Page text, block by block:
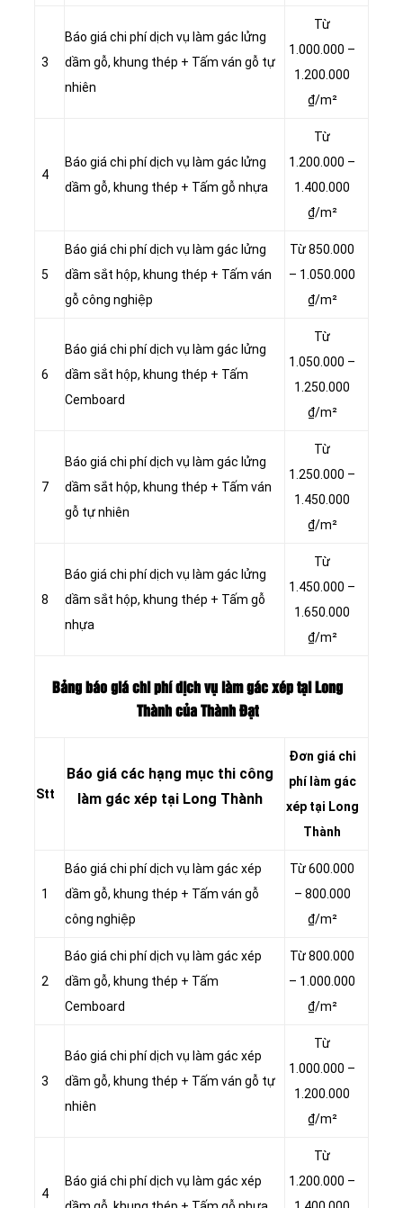
3
Báo giá chi phí dịch vụ làm gác lửng
dầm gỗ, khung thép + Tấm ván gỗ tự
nhiên
Từ
1.000.000 –
1.200.000
₫/m²
4
Báo giá chi phí dịch vụ làm gác lửng
dầm gỗ, khung thép + Tấm gỗ nhựa
Từ
1.200.000 –
1.400.000
₫/m²
5
Báo giá chi phí dịch vụ làm gác lửng
dầm sắt hộp, khung thép + Tấm ván
gỗ công nghiệp
Từ 850.000
– 1.050.000
₫/m²
6
Báo giá chi phí dịch vụ làm gác lửng
dầm sắt hộp, khung thép + Tấm
Cemboard
Từ
1.050.000 –
1.250.000
₫/m²
7
Báo giá chi phí dịch vụ làm gác lửng
dầm sắt hộp, khung thép + Tấm ván
gỗ tự nhiên
Từ
1.250.000 –
1.450.000
₫/m²
8
Báo giá chi phí dịch vụ làm gác lửng
dầm sắt hộp, khung thép + Tấm gỗ
nhựa
Từ
1.450.000 –
1.650.000
₫/m²
Bảng báo giá chi phí dịch vụ làm gác xép tại Long
Thành của Thành Đạt
Stt
Báo giá các hạng mục thi công
làm gác xép tại Long Thành
Đơn giá chi
phílàm gác
xép tại Long
Thành
1
Báo giá chi phí dịch vụ làm gác xép
dầm gỗ, khung thép + Tấm ván gỗ
công nghiệp
Từ 600.000
– 800.000
₫/m²
2
Báo giá chi phí dịch vụ làm gác xép
dầm gỗ, khung thép + Tấm
Cemboard
Từ 800.000
– 1.000.000
₫/m²
3
Báo giá chi phí dịch vụ làm gác xép
dầm gỗ, khung thép + Tấm ván gỗ tự
nhiên
Từ
1.000.000 –
1.200.000
₫/m²
4
Báo giá chi phí dịch vụ làm gác xép
Từ
1.200.000 –